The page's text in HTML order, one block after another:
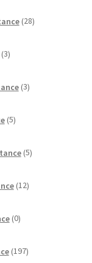
28izdelkov
3izdelki
3izdelki
5izdelkov
5izdelkov
12izdelkov
0izdelkov
197izdelkov